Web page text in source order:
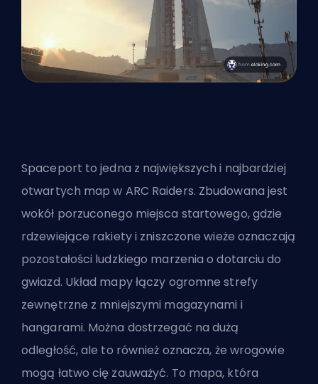
Spaceport to jedna z największych i najbardziej
otwartych map w ARC Raiders. Zbudowana jest
wokół porzuconego miejsca startowego, gdzie
rdzewiejące rakiety i zniszczone wieże oznaczają
pozostałości ludzkiego marzenia o dotarciu do
gwiazd. Układ mapy łączy ogromne strefy
zewnętrzne z mniejszymi magazynami i
hangarami. Można dostrzegać na dużą
odległość, ale to również oznacza, że wrogowie
mogą łatwo cię zauważyć. To mapa, która